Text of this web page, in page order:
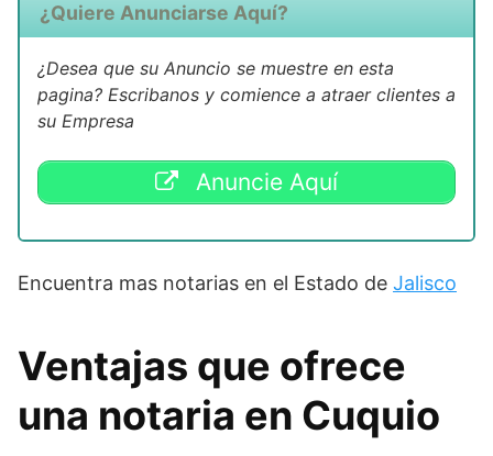
¿Quiere Anunciarse Aquí?
¿Desea que su Anuncio se muestre en esta
pagina? Escribanos y comience a atraer clientes a
su Empresa
Anuncie Aquí
Encuentra mas notarias en el Estado de Jalisco
Ventajas que ofrece
una notaria en Cuquio